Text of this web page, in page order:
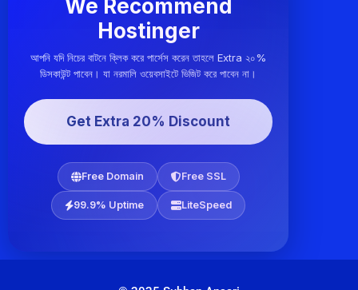
We Recommend
Hostinger
আপনি যদি নিচের বাটনে ক্লিক করে পার্সেস করেন তাহলে Extra ২০%
ডিসকাউন্ট পাবেন। যা নরমালি ওয়েবসাইটে ভিজিট করে পাবেন না।
Get Extra 20% Discount
Free Domain Free SSL
99.9% Uptime LiteSpeed